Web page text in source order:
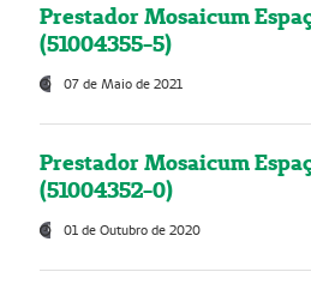
Prestador Mosaicum
(51004355-5)
07 de Maio de 2021
Prestador Mosaicum
(51004352-0)
01 de Outubro de 2020